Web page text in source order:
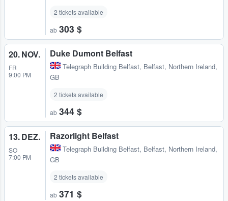
2 tickets available
ab 303 $
20. NOV.
FR
9:00 PM
Duke Dumont Belfast
Telegraph Building Belfast, Belfast, Northern Ireland,
GB
2 tickets available
ab 344 $
13. DEZ.
SO
7:00 PM
Razorlight Belfast
Telegraph Building Belfast, Belfast, Northern Ireland,
GB
2 tickets available
ab 371 $